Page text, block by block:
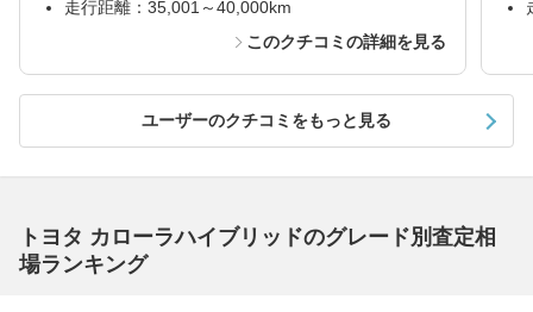
走行距離：35,001～40,000km
このクチコミの詳細を見る
ユーザーのクチコミをもっと見る
トヨタ カローラハイブリッドのグレード別査定相
場ランキング